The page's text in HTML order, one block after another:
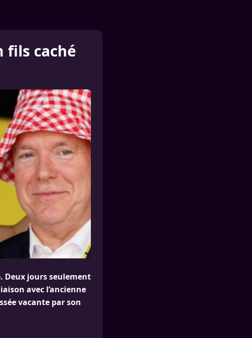
fils caché
Deux jours seulement
avec l’ancienne
vacante par son